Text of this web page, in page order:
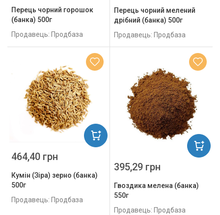
Перець чорний горошок
(банка) 500г
Продавець: Продбаза
Перець чорний мелений
дрібний (банка) 500г
Продавець: Продбаза
Кумін (Зіра) зерно (банка)
500г
Продавець: Продбаза
464,40 грн
Гвоздика мелена (банка)
550г
Продавець: Продбаза
395,29 грн